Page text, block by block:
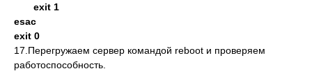
exit 1
esac
exit 0
17.Перегружаем сервер командой reboot и проверяем
работоспособность.